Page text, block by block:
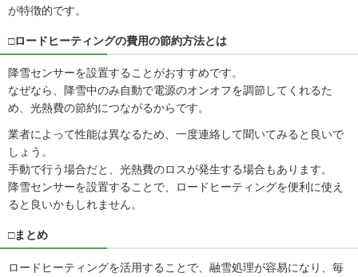
が特徴的です。
□ロードヒーティングの費用の節約方法とは
降雪センサーを設置することがおすすめです。
なぜなら、降雪中のみ自動で電源のオンオフを調節してくれるた
め、光熱費の節約につながるからです。
業者によって性能は異なるため、一度連絡して聞いてみると良いで
しょう。
手動で行う場合だと、光熱費のロスが発生する場合もあります。
降雪センサーを設置することで、ロードヒーティングを便利に使え
ると良いかもしれません。
□まとめ
ロードヒーティングを活用することで、融雪処理が容易になり、毎